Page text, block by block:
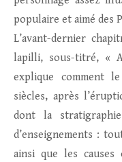
populaire et aimé des
L’avant-dernier
lapilli, sous-titré, «
explique comment
siècles, après
dont la
d’enseignements :
ainsi que les causes